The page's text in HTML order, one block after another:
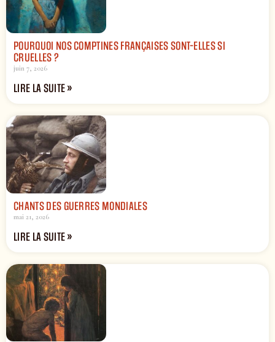
POURQUOI NOS COMPTINES FRANÇAISES SONT-ELLES SI
CRUELLES ?
juin 7, 2026
LIRE LA SUITE »
CHANTS DES GUERRES MONDIALES
mai 21, 2026
LIRE LA SUITE »